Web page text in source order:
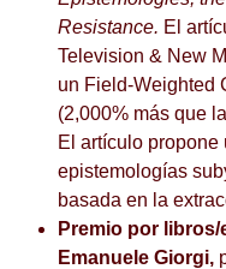
Resistance. El
Television & New
un Field-Weighted
(2,000% más que
El artículo
epistemologías
basada en la
Premio por
Emanuele Giorgi,